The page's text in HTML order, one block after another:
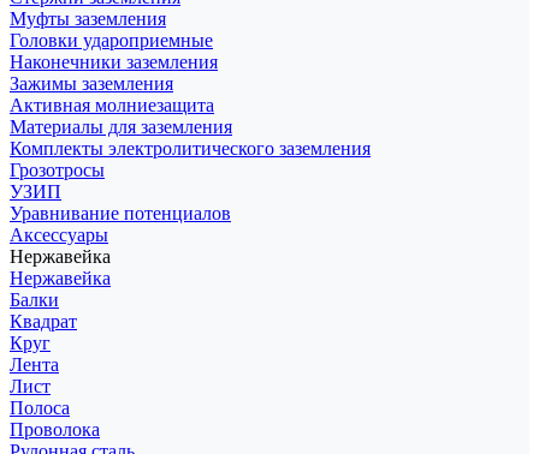
Муфты заземления
Головки удароприемные
Наконечники заземления
Зажимы заземления
Активная молниезащита
Материалы для заземления
Комплекты электролитического заземления
Грозотросы
УЗИП
Уравнивание потенциалов
Аксессуары
Нержавейка
Нержавейка
Балки
Квадрат
Круг
Лента
Лист
Полоса
Проволока